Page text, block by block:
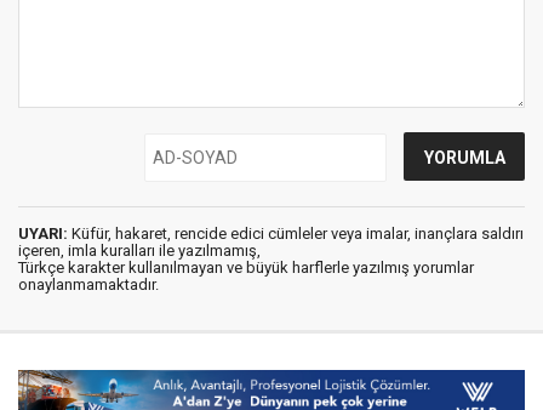
UYARI: Küfür, hakaret, rencide edici cümleler veya imalar, inançlara saldırı
içeren, imla kuralları ile yazılmamış,
Türkçe karakter kullanılmayan ve büyük harflerle yazılmış yorumlar
onaylanmamaktadır.